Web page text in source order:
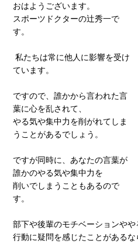
おはようございます。
スポーツドクターの辻秀一で
す。
私たちは常に他人に影響を受け
ています。
ですので、誰かから言われた言
葉に心を乱されて、
やる気や集中力を削がれてしま
うことがあるでしょう。
ですが同時に、あなたの言葉が
誰かのやる気や集中力を
削いでしまうこともあるので
す。
部下や後輩のモチベーションやや
行動に疑問を感じたことがあるな